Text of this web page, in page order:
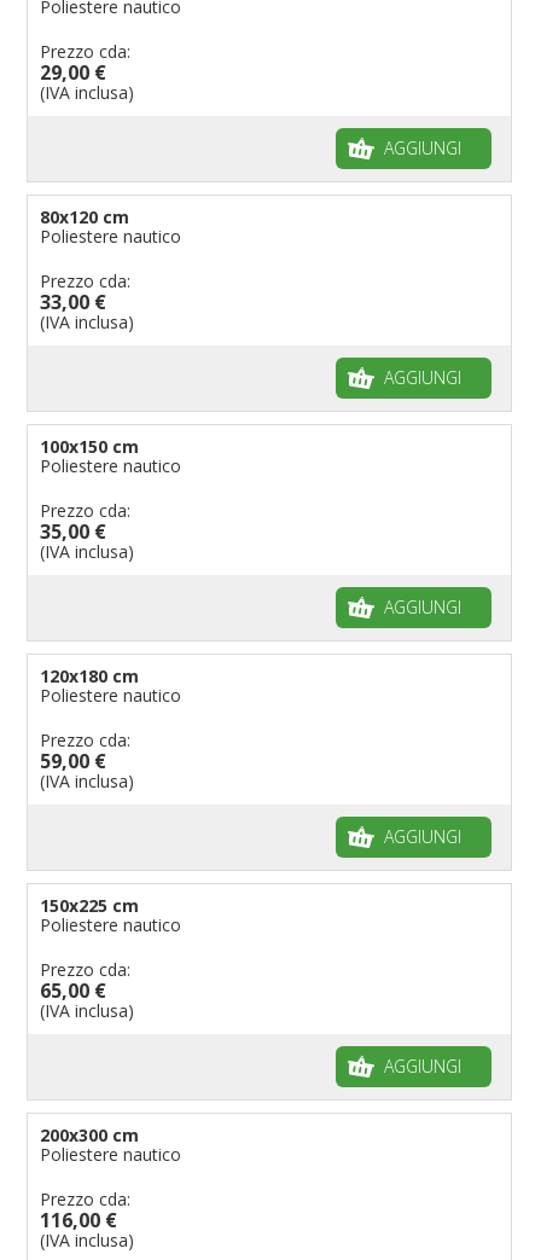
Poliestere nautico
Prezzo cda:
29,00 €
(IVA inclusa)
AGGIUNGI
80x120 cm
Poliestere nautico
Prezzo cda:
33,00 €
(IVA inclusa)
AGGIUNGI
100x150 cm
Poliestere nautico
Prezzo cda:
35,00 €
(IVA inclusa)
AGGIUNGI
120x180 cm
Poliestere nautico
Prezzo cda:
59,00 €
(IVA inclusa)
AGGIUNGI
150x225 cm
Poliestere nautico
Prezzo cda:
65,00 €
(IVA inclusa)
AGGIUNGI
200x300 cm
Poliestere nautico
Prezzo cda:
116,00 €
(IVA inclusa)